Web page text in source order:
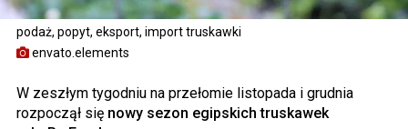
podaż, popyt, eksport, import truskawki
envato.elements
W zeszłym tygodniu na przełomie listopada i grudnia
rozpoczął się nowy sezon egipskich truskawek